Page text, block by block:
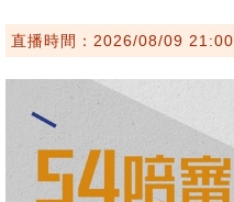
直播時間：2026/08/09 21:00